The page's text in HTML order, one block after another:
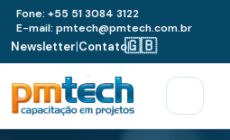
Fone: +55 51 3084 3122
E-mail: pmtech@pmtech.com.br
Newsletter|Contato|
🇬🇧